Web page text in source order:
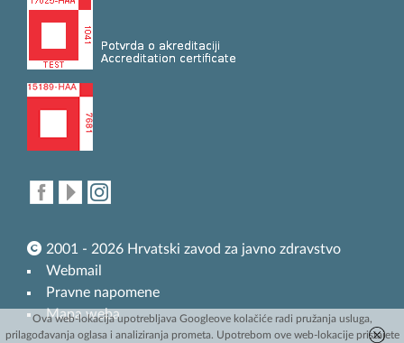
2001 - 2026 Hrvatski zavod za javno zdravstvo
Webmail
Pravne napomene
Mapa weba
Ova web-lokacija upotrebljava Googleove kolačiće radi pružanja usluga,
prilagođavanja oglasa i analiziranja prometa. Upotrebom ove web-lokacije pristajete